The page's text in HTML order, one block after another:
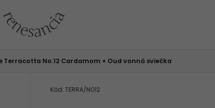
Terracotta No.12 Cardamom + Oud vonná sviečka
Kód: TERRA/NO12